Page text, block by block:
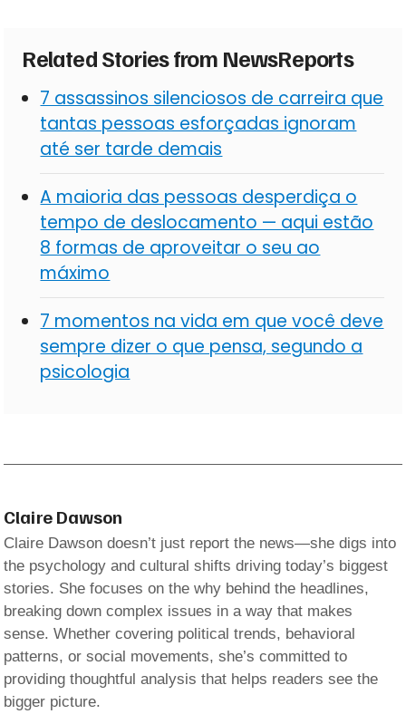
Related Stories from NewsReports
7 assassinos silenciosos de carreira que
tantas pessoas esforçadas ignoram
até ser tarde demais
A maioria das pessoas desperdiça o
tempo de deslocamento — aqui estão
8 formas de aproveitar o seu ao
máximo
7 momentos na vida em que você deve
sempre dizer o que pensa, segundo a
psicologia
Claire Dawson
Claire Dawson doesn’t just report the news—she digs into
the psychology and cultural shifts driving today’s biggest
stories. She focuses on the why behind the headlines,
breaking down complex issues in a way that makes
sense. Whether covering political trends, behavioral
patterns, or social movements, she’s committed to
providing thoughtful analysis that helps readers see the
bigger picture.